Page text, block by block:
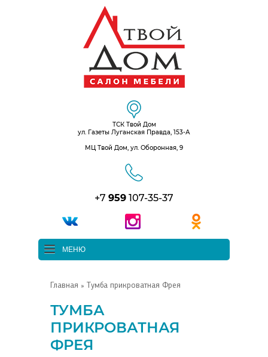
ТСК Твой Дом
ул. Газеты Луганская Правда, 153-А
МЦ Твой Дом, ул. Оборонная, 9
+7 959 107-35-37
МЕНЮ
Главная » Тумба прикроватная Фрея
ТУМБА
ПРИКРОВАТНАЯ
ФРЕЯ